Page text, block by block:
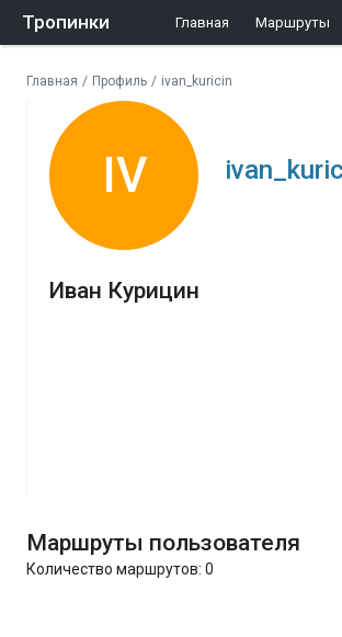
Тропинки Главная Маршруты
Главная / Профиль / ivan_kuricin
IV
Иван Курицин
Маршруты пользователя
Количество маршрутов: 0